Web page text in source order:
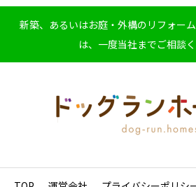
新築、あるいはお庭・外構のリフォー
は、一度当社までご相談く